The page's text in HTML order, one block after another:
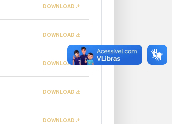
DOWNLOAD
DOWNLOAD
DOWNLOAD
DOWNLOAD
DOWNLOAD